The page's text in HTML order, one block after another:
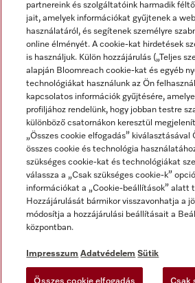
Impresszum
ÁSZF
Adatvédelem
Felhasználási feltételek
Akadálymentességi Nyilatkozat
Digitális Szolgáltatásokról szóló törvény
Miele a YouTube-on
Miele a Facebookon
Miele az Instagramon
partnereink és szolgáltatóink harmadik
jait, amelyek információkat gyűjtenek a
használatáról, és segítenek személyre
online élményét. A cookie-kat hirdetések
is használjuk. Külön hozzájárulás („Teljes
alapján Bloomreach cookie-kat és egyéb
technológiákat használunk az Ön
kapcsolatos információk gyűjtésére,
profiljához rendelünk, hogy jobban testre
különböző csatornákon keresztül
„Összes cookie elfogadás” kiválasztásával
összes cookie és technológia
szükséges cookie-kat és technológiákat
válassza a „Csak szükséges cookie-k”
információkat a „Cookie-beállítások” alatt
Hozzájárulását bármikor visszavonhatja a
módosítja a hozzájárulási beállításait a
központban.
Impresszum Adatvédelem Sütik